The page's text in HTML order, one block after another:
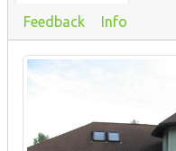
Feedback Info